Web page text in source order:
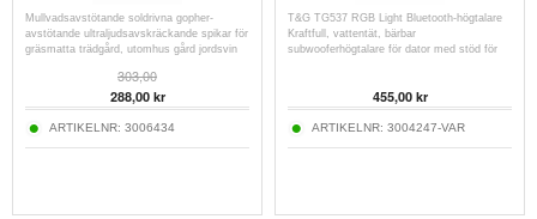
Mullvadsavstötande soldrivna gopher-
avstötande ultraljudsavskräckande spikar för
gräsmatta trädgård, utomhus gård jordsvin
303,00
288,00kr
ARTIKELNR: 3006434
T&G TG537 RGB Light Bluetooth-högtalare
Kraftfull, vattentät, bärbar
subwooferhögtalare för dator med stöd för
455,00kr
ARTIKELNR: 3004247-VAR